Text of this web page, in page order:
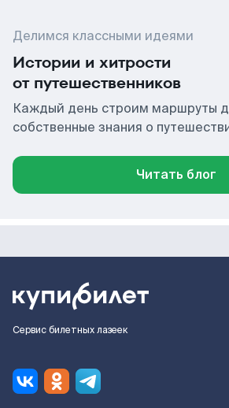
Делимся классными идеями
Истории и хитрости
от путешественников
Каждый день строим маршруты
собственные знания о
Читать блог
Сервис билетных лазеек